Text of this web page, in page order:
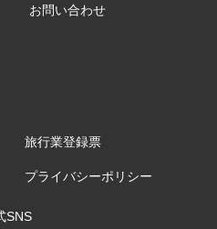
お問い合わせ
旅行業登録票
プライバシーポリシー
SNS